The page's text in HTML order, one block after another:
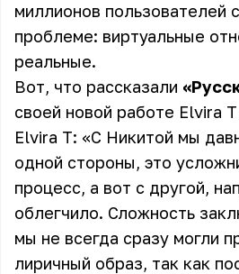
миллионов пользователей
проблеме: виртуальные
реальные.
Вот, что рассказали
своей новой работе Elvira
Elvira T: «С Никитой мы
одной стороны, это
процесс, а вот с другой,
облегчило. Сложность
мы не всегда сразу могли
лиричный образ, так как